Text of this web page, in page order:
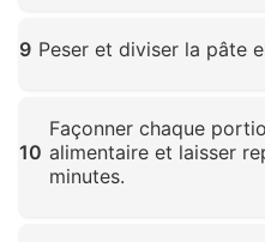
9 Peser et diviser la pâte
10
Façonner chaque
alimentaire et laisser
minutes.